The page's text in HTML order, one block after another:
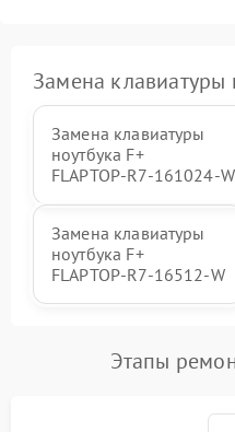
Замена клавиатуры
Замена клавиатуры
ноутбука F+
FLAPTOP‑R7‑161024‑W
Замена клавиатуры
ноутбука F+
FLAPTOP‑R7‑16512‑W
Этапы